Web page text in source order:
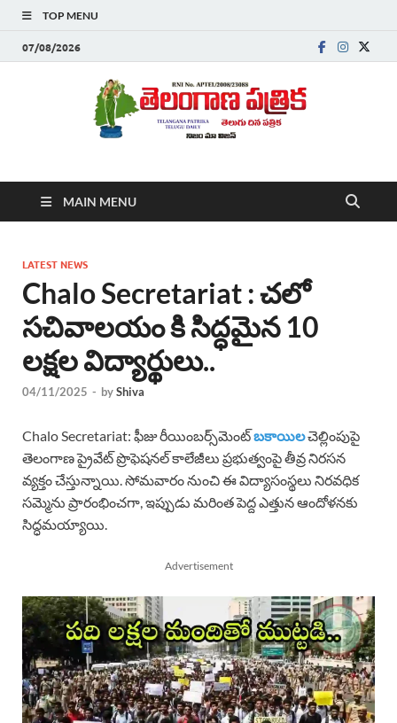
TOP MENU
07/08/2026
Telanganapatrika
,Latest Telangana News, Rajanna Sircilla News, Telangana
Breaking News, Telugu Newspaper Online, Today Telugu News,
తెలుగు వార్తలు , బ్రేకింగ్ న్యూస్ తెలుగులో , తెలంగాణ లో తాజా అప్‌డేట్స్ ,
తెలుగు న్యూస్ పేపర్
MAIN MENU
LATEST NEWS
Chalo Secretariat : చలో
సచివాలయం కి సిద్ధమైన 10
లక్షల విద్యార్థులు..
04/11/2025 - byShiva
Chalo Secretariat: ఫీజు రీయింబర్స్‌మెంట్బకాయిలచెల్లింపుపై
తెలంగాణ ప్రైవేట్ ప్రొఫెషనల్ కాలేజీలు ప్రభుత్వంపై తీవ్ర నిరసన
వ్యక్తం చేస్తున్నాయి. సోమవారం నుంచి ఈ విద్యాసంస్థలు నిరవధిక
సమ్మెను ప్రారంభించగా, ఇప్పుడు మరింత పెద్ద ఎత్తున ఆందోళనకు
సిద్ధమయ్యాయి.
Advertisement